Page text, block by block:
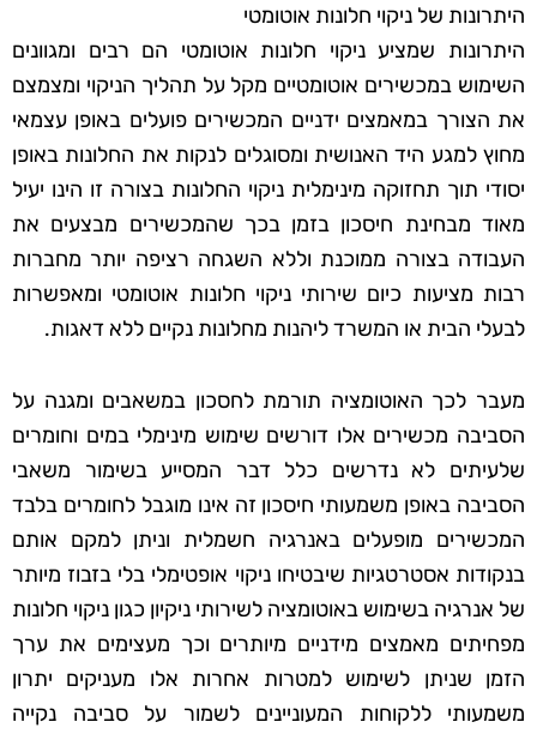
היתרונות של ניקוי חלונות אוטומטי
היתרונות שמציע ניקוי חלונות אוטומטי הם רבים ומגוונים
השימוש במכשירים אוטומטיים מקל על תהליך הניקוי ומצמצם
את הצורך במאמצים ידניים המכשירים פועלים באופן עצמאי
מחוץ למגע היד האנושית ומסוגלים לנקות את החלונות באופן
יסודי תוך תחזוקה מינימלית ניקוי החלונות בצורה זו הינו יעיל
מאוד מבחינת חיסכון בזמן בכך שהמכשירים מבצעים את
העבודה בצורה ממוכנת וללא השגחה רציפה יותר מחברות
רבות מציעות כיום שירותי ניקוי חלונות אוטומטי ומאפשרות
לבעלי הבית או המשרד ליהנות מחלונות נקיים ללא דאגות.
מעבר לכך האוטומציה תורמת לחסכון במשאבים ומגנה על
הסביבה מכשירים אלו דורשים שימוש מינימלי במים וחומרים
שלעיתים לא נדרשים כלל דבר המסייע בשימור משאבי
הסביבה באופן משמעותי חיסכון זה אינו מוגבל לחומרים בלבד
המכשירים מופעלים באנרגיה חשמלית וניתן למקם אותם
בנקודות אסטרטגיות שיבטיחו ניקוי אופטימלי בלי בזבוז מיותר
של אנרגיה בשימוש באוטומציה לשירותי ניקיון כגון ניקוי חלונות
מפחיתים מאמצים מידניים מיותרים וכך מעצימים את ערך
הזמן שניתן לשימוש למטרות אחרות אלו מעניקים יתרון
משמעותי ללקוחות המעוניינים לשמור על סביבה נקייה